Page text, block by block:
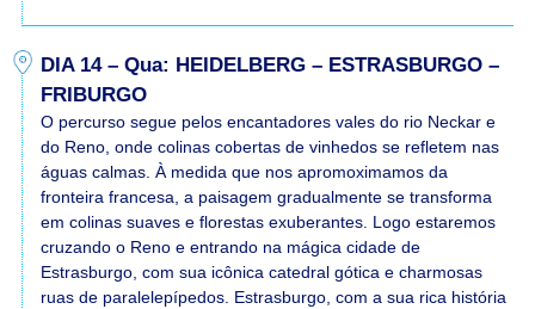
DIA 14 – Qua: HEIDELBERG – ESTRASBURGO –
FRIBURGO
O percurso segue pelos encantadores vales do rio Neckar e
do Reno, onde colinas cobertas de vinhedos se refletem nas
águas calmas. À medida que nos apromoximamos da
fronteira francesa, a paisagem gradualmente se transforma
em colinas suaves e florestas exuberantes. Logo estaremos
cruzando o Reno e entrando na mágica cidade de
Estrasburgo, com sua icônica catedral gótica e charmosas
ruas de paralelepípedos. Estrasburgo, com a sua rica história